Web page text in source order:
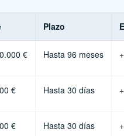
Plazo
€ Hasta 96 meses
€ Hasta 30 días
€ Hasta 30 días